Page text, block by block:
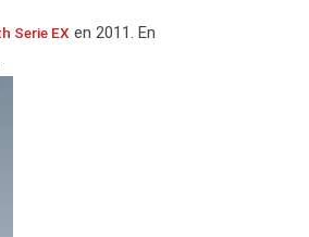
Serie EX en 2011. En